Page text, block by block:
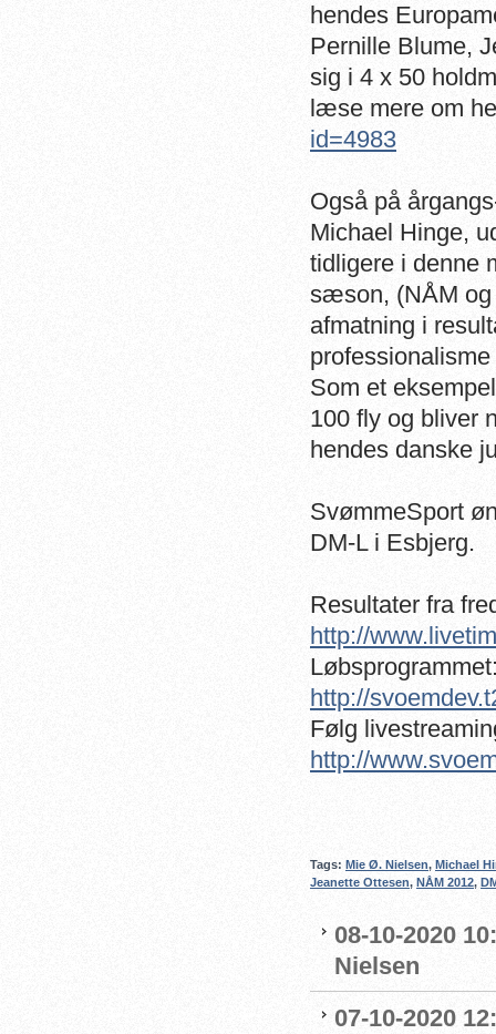
hendes
Pernille Blume,
sig i 4 x 50
læse mere om
id=4983
Også på
Michael Hinge,
tidligere i denne
sæson, (NÅM og
afmatning i
Som et
100 fly og bliver
hendes danske
SvømmeSport
DM-L i Esbjerg.
Resultater fra
http://
http://
Følg
http://
Tags: Mie Ø. Nielsen, Michael
Jeanette Ottesen, NÅM 2012,
08-10-2020
Nielsen
07-10-2020